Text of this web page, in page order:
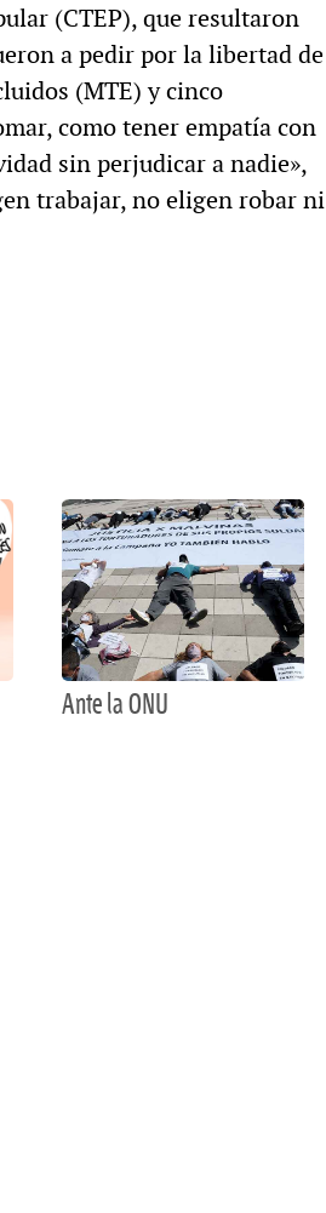
(CTEP), que resultaron
a pedir por la libertad de
(MTE) y cinco
como tener empatía con
sin perjudicar a nadie»,
trabajar, no eligen robar ni
Ante la ONU